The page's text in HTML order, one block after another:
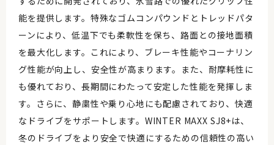
能を提供します。特殊なゴムコンパウンドとトレッドパタ
ーンにより、低温下でも柔軟性を保ち、路面との接地面積
を最大化します。これにより、ブレーキ性能やコーナリン
グ性能が向上し、安全性が高まります。また、耐摩耗性に
も優れており、長期間にわたって安定した性能を発揮しま
す。さらに、静粛性や乗り心地にも配慮されており、快適
なドライブをサポートします。WINTER MAXX SJ8+は、
冬のドライブをより安全で快適にするための信頼性の高い